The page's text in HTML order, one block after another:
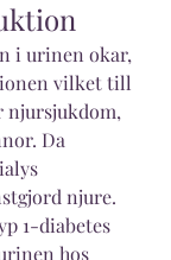
i urinen okar,
vilket till
njursjukdom,
Da
njure.
1-diabetes
hos